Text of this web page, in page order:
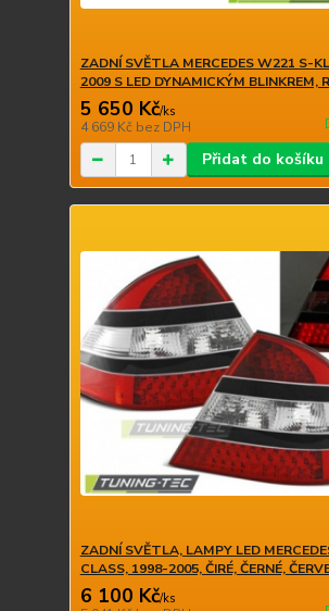
ZADNÍ SVĚTLA MERCEDES W221 S-
2009 S LED DYNAMICKÝM BLINKREM,
5 650 Kč/ks
4 669 Kč bez DPH
Přidat do košíku
ZADNÍ SVĚTLA, LAMPY LED
CLASS, 1998-2005, ČIRÉ, ČERNÉ,
6 100 Kč/ks